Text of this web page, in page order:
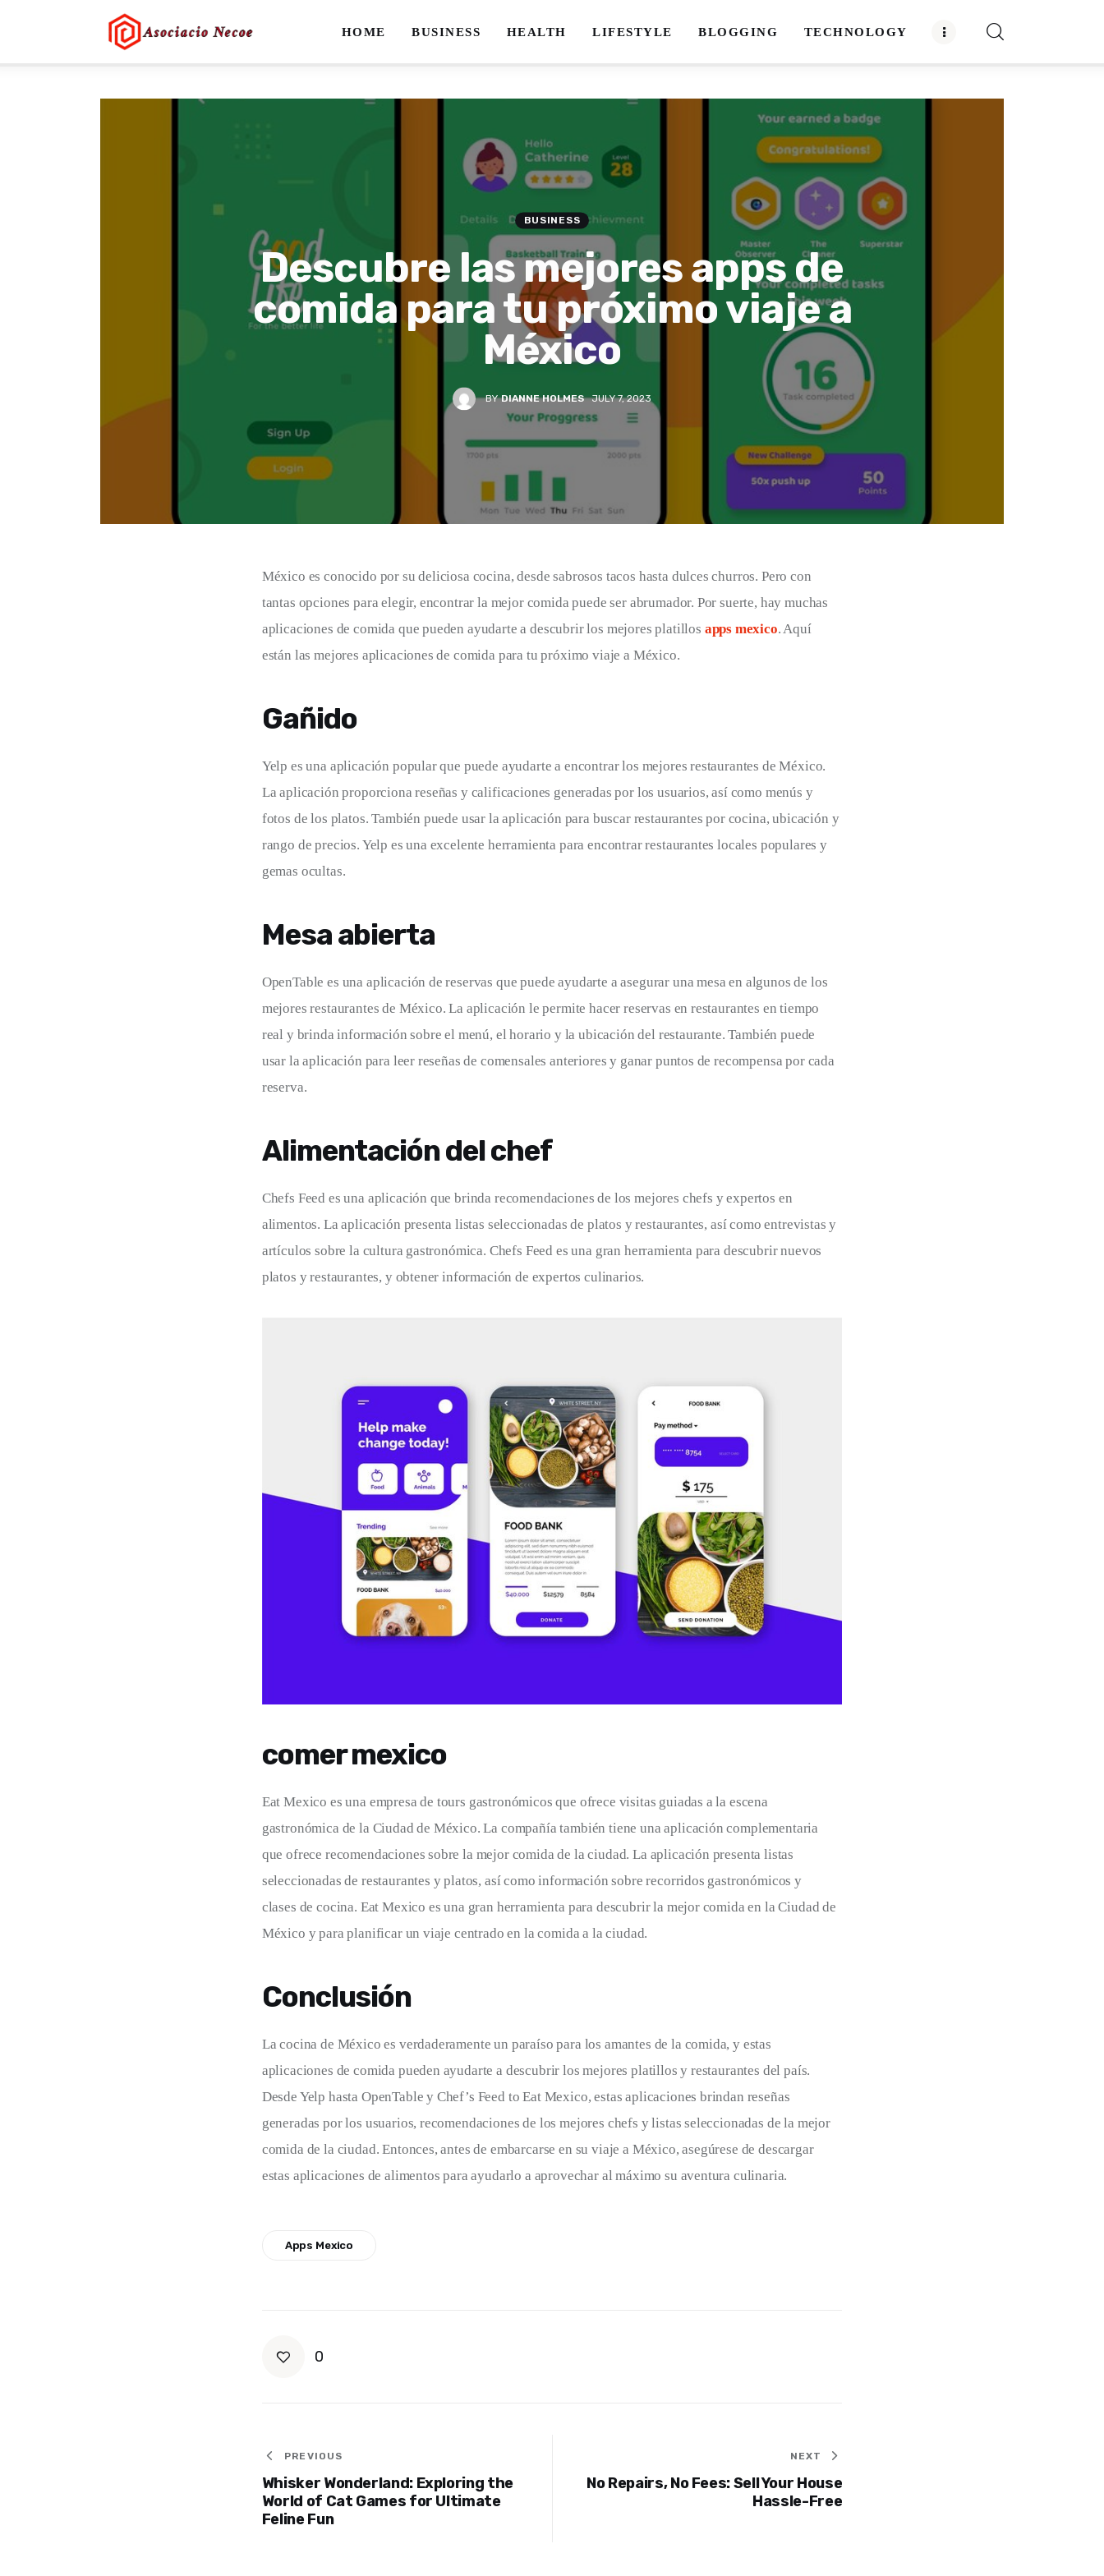
HOME BUSINESS HEALTH LIFESTYLE BLOGGING TECHNOLOGY
BUSINESS
Descubre las mejores apps de
comida para tu próximo viaje a
México
BY DIANNE HOLMES JULY 7, 2023
México es conocido por su deliciosa cocina, desde sabrosos tacos hasta dulces churros. Pero con
tantas opciones para elegir, encontrar la mejor comida puede ser abrumador. Por suerte, hay muchas
aplicaciones de comida que pueden ayudarte a descubrir los mejores platillos apps mexico. Aquí
están las mejores aplicaciones de comida para tu próximo viaje a México.
Gañido
Yelp es una aplicación popular que puede ayudarte a encontrar los mejores restaurantes de México.
La aplicación proporciona reseñas y calificaciones generadas por los usuarios, así como menús y
fotos de los platos. También puede usar la aplicación para buscar restaurantes por cocina, ubicación y
rango de precios. Yelp es una excelente herramienta para encontrar restaurantes locales populares y
gemas ocultas.
Mesa abierta
OpenTable es una aplicación de reservas que puede ayudarte a asegurar una mesa en algunos de los
mejores restaurantes de México. La aplicación le permite hacer reservas en restaurantes en tiempo
real y brinda información sobre el menú, el horario y la ubicación del restaurante. También puede
usar la aplicación para leer reseñas de comensales anteriores y ganar puntos de recompensa por cada
reserva.
Alimentación del chef
Chefs Feed es una aplicación que brinda recomendaciones de los mejores chefs y expertos en
alimentos. La aplicación presenta listas seleccionadas de platos y restaurantes, así como entrevistas y
artículos sobre la cultura gastronómica. Chefs Feed es una gran herramienta para descubrir nuevos
platos y restaurantes, y obtener información de expertos culinarios.
comer mexico
Eat Mexico es una empresa de tours gastronómicos que ofrece visitas guiadas a la escena
gastronómica de la Ciudad de México. La compañía también tiene una aplicación complementaria
que ofrece recomendaciones sobre la mejor comida de la ciudad. La aplicación presenta listas
seleccionadas de restaurantes y platos, así como información sobre recorridos gastronómicos y
clases de cocina. Eat Mexico es una gran herramienta para descubrir la mejor comida en la Ciudad de
México y para planificar un viaje centrado en la comida a la ciudad.
Conclusión
La cocina de México es verdaderamente un paraíso para los amantes de la comida, y estas
aplicaciones de comida pueden ayudarte a descubrir los mejores platillos y restaurantes del país.
Desde Yelp hasta OpenTable y Chef’s Feed to Eat Mexico, estas aplicaciones brindan reseñas
generadas por los usuarios, recomendaciones de los mejores chefs y listas seleccionadas de la mejor
comida de la ciudad. Entonces, antes de embarcarse en su viaje a México, asegúrese de descargar
estas aplicaciones de alimentos para ayudarlo a aprovechar al máximo su aventura culinaria.
Apps Mexico
0
Post
navigation
PREVIOUS
Whisker Wonderland: Exploring the
World of Cat Games for Ultimate
Feline Fun
NEXT
No Repairs, No Fees: Sell Your House
Hassle-Free